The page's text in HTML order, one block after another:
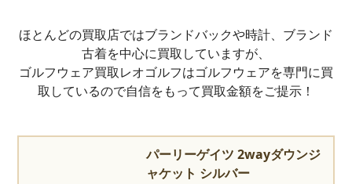
ほとんどの買取店ではブランドバックや時計、ブランド
古着を中心に買取していますが、
ゴルフウェア買取レオゴルフはゴルフウェアを専門に買
取しているので自信をもって買取金額をご提示！
パーリーゲイツ 2wayダウンジ
ャケット シルバー